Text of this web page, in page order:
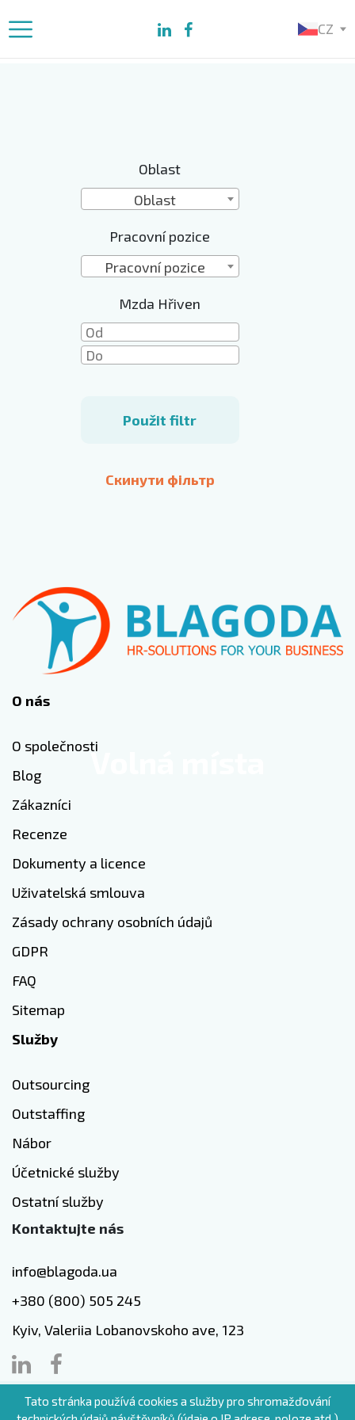
CZ
Volná místa
Oblast
Oblast
Pracovní pozice
Pracovní pozice
Mzda Hřiven
Použit filtr
Скинути фільтр
O nás
O společnosti
Blog
Zákazníci
Recenze
Dokumenty a licence
Uživatelská smlouva
Zásady ochrany osobních údajů
GDPR
FAQ
Sitemap
Služby
Outsourcing
Outstaffing
Nábor
Účetnické služby
Ostatní služby
Kontaktujte nás
info@blagoda.ua
+380 (800) 505 245
Kyiv, Valeriia Lobanovskoho ave, 123
CZ
Tato stránka používá cookies a služby pro shromažďování